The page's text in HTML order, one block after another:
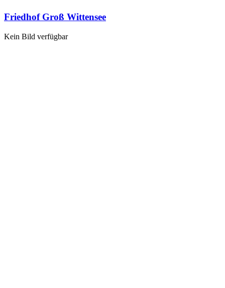
Friedhof Groß Wittensee
Kein Bild verfügbar